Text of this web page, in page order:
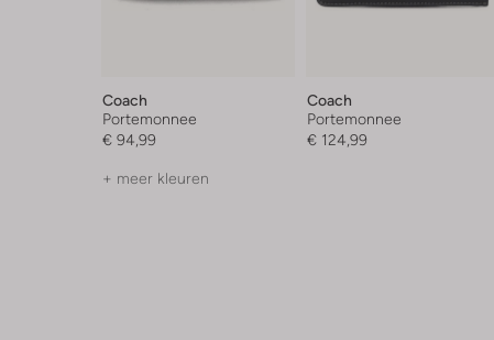
Coach
Portemonnee
€ 94,99
+ meer kleuren
Coach
Portemonnee
€ 124,99